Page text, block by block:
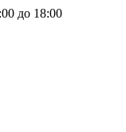
до 18:00